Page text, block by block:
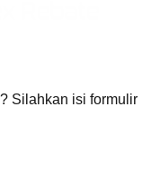
Silahkan isi formulir